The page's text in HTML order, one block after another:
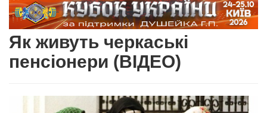
Як живуть черкаські
пенсіонери (ВІДЕО)